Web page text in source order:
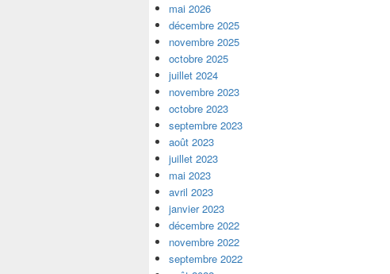
mai 2026
décembre 2025
novembre 2025
octobre 2025
juillet 2024
novembre 2023
octobre 2023
septembre 2023
août 2023
juillet 2023
mai 2023
avril 2023
janvier 2023
décembre 2022
novembre 2022
septembre 2022